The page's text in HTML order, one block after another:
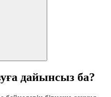
дайынсыз ба?